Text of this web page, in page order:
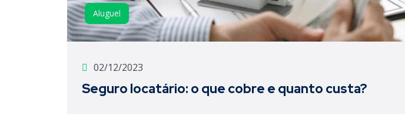
Aluguel
02/12/2023
Seguro locatário: o que cobre e quanto custa?